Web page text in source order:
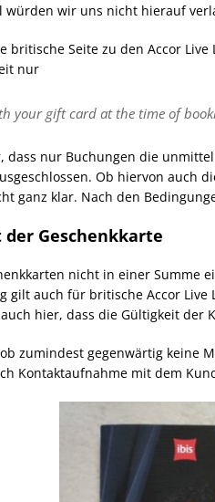
würden wir uns nicht hierauf
britische Seite zu den Accor
nur
your gift card at the time of
dass nur Buchungen die
Ob hiervon auch
ganz klar. Nach den
Geschenkkarte
nicht in einer Summe
gilt auch für britische Accor
hier, dass die Gültigkeit der
zumindest gegenwärtig keine
Kontaktaufnahme mit dem